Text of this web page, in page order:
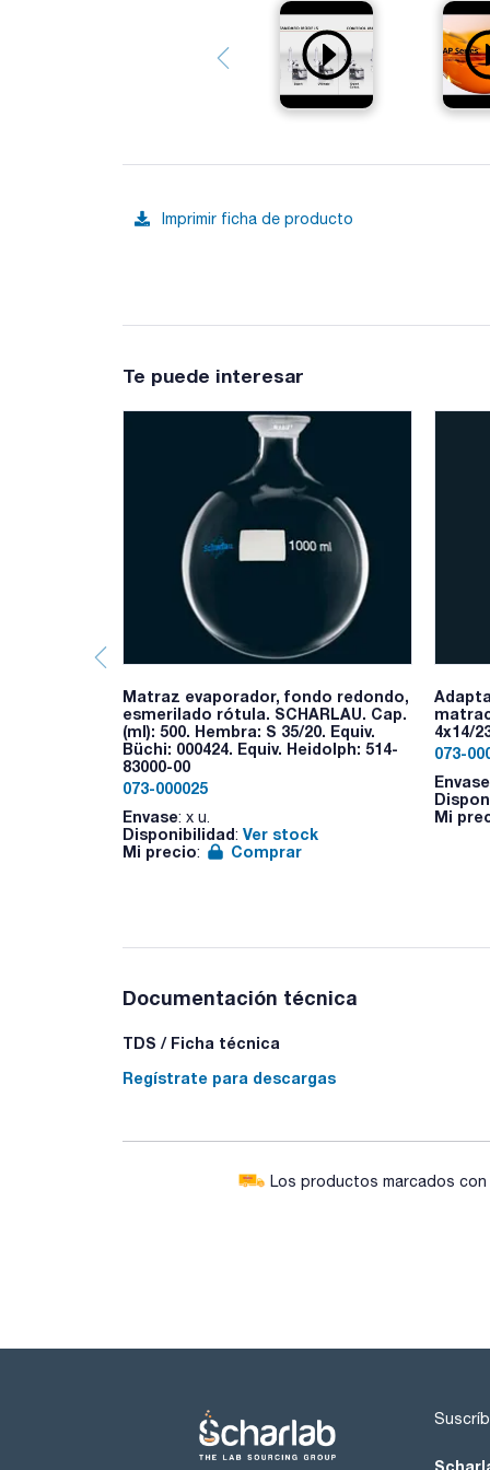
Imprimir ficha de producto
Te puede interesar
Matraz evaporador, fondo redondo,
esmerilado rótula. SCHARLAU. Cap.
(ml): 500. Hembra: S 35/20. Equiv.
Büchi: 000424. Equiv. Heidolph: 514-
83000-00
073-000025
Envase: x u.
Disponibilidad: Ver stock
Mi precio: Comprar
4x14/
073-
Envase
Mi
Documentación técnica
TDS / Ficha técnica
Regístrate para descargas
Los productos marcados